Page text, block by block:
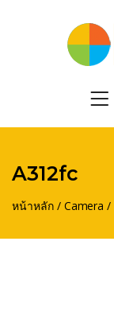
A312fc
หน้าหลัก/ Camera /